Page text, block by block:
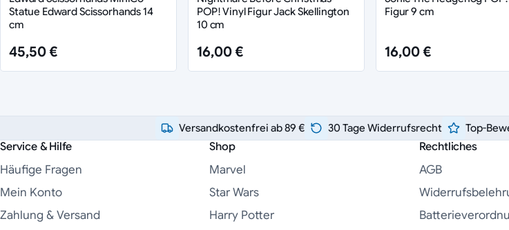
Statue Edward Scissorhands 14
cm
45,50 €
POP! Vinyl Figur Jack Skellington
10 cm
16,00 €
Figur 9 cm
16,00 €
Versandkostenfrei ab 89 € 30 Tage Widerrufsrecht Top-
Service & Hilfe
Häufige Fragen
Mein Konto
Zahlung & Versand
Shop
Marvel
Star Wars
Harry Potter
Rechtliches
AGB